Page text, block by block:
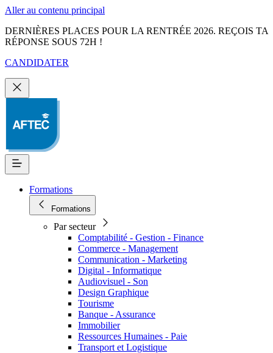
Aller au contenu principal
DERNIÈRES PLACES POUR LA RENTRÉE 2026. REÇOIS TA
RÉPONSE SOUS 72H !
CANDIDATER
Formations
Formations
Par secteur
Comptabilité - Gestion - Finance
Commerce - Management
Communication - Marketing
Digital - Informatique
Audiovisuel - Son
Design Graphique
Tourisme
Banque - Assurance
Immobilier
Ressources Humaines - Paie
Transport et Logistique